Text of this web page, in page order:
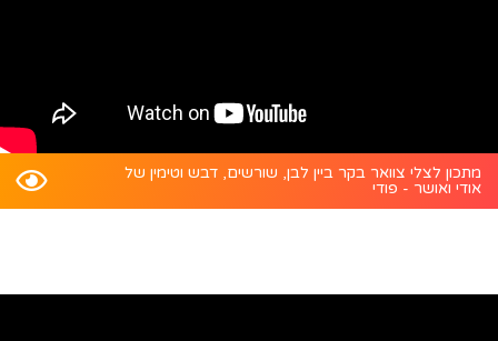
מתכון לצלי צוואר בקר ביין לבן, שורשים, דבש וטימין של
אודי ואושר - פודי